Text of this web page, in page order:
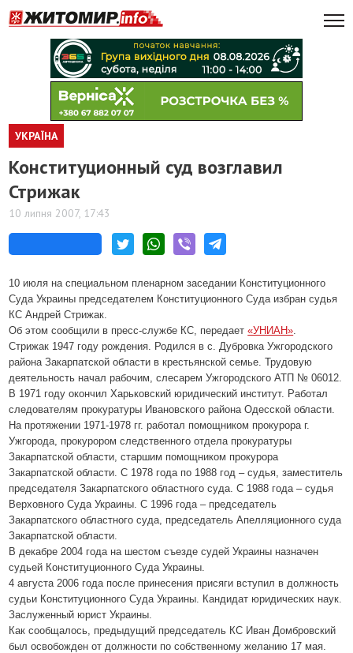
УКРАЇНА
Конституционный суд возглавил
Стрижак
10 липня 2007, 17:43
10 июля на специальном пленарном заседании Конституционного
Суда Украины председателем Конституционного Суда избран судья
КС Андрей Стрижак.
Об этом сообщили в пресс-службе КС, передает«УНИАН».
Стрижак 1947 году рождения. Родился в с. Дубровка Ужгородского
района Закарпатской области в крестьянской семье. Трудовую
деятельность начал рабочим, слесарем Ужгородского АТП № 06012.
В 1971 году окончил Харьковский юридический институт. Работал
следователям прокуратуры Ивановского района Одесской области.
На протяжении 1971-1978 гг. работал помощником прокурора г.
Ужгорода, прокурором следственного отдела прокуратуры
Закарпатской области, старшим помощником прокурора
Закарпатской области. С 1978 года по 1988 год – судья, заместитель
председателя Закарпатского областного суда. С 1988 года – судья
Верховного Суда Украины. С 1996 года – председатель
Закарпатского областного суда, председатель Апелляционного суда
Закарпатской области.
В декабре 2004 года на шестом съезде судей Украины назначен
судьей Конституционного Суда Украины.
4 августа 2006 года после принесения присяги вступил в должность
судьи Конституционного Суда Украины. Кандидат юридических наук.
Заслуженный юрист Украины.
Как сообщалось, предыдущий председатель КС Иван Домбровский
был освобожден от должности по собственному желанию 17 мая.